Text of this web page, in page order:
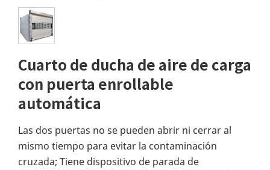
Cuarto de ducha de aire de carga
con puerta enrollable
automática
Las dos puertas no se pueden abrir ni cerrar al
mismo tiempo para evitar la contaminación
cruzada; Tiene dispositivo de parada de